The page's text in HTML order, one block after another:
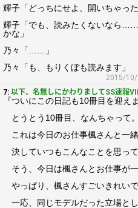
輝子「どっちにせよ、開いちゃった
輝子「でも、読みたくないなら
かな」
乃々「……」
乃々「も、もりくぼも読みます」
2015/10/
7: 以下、名無しにかわりましてSS速報
『ついにこの日記も10冊目を迎え
とうとう10冊目、なんちゃって。
これは今日のお仕事楓さんと一
決していつもこんなことを思って
そう、今日は楓さんとお仕事が一
やっぱり、楓さんすごいきれいで
一応、同じモデルだった立場とし